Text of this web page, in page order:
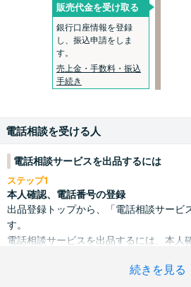
販売代金を受け取る
銀行口座情報を登録
し、振込申請をしま
す。
売上金・手数料・振込
手続き
電話相談を受ける人
電話相談サービスを出品するには
ステップ1
本人確認、電話番号の登録
出品登録トップから、「電話相談サービ
す。
電話相談サービスを出品するには、本人
続きを見る